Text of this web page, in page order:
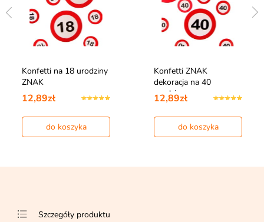
Konfetti na 18 urodziny
ZNAK
12,89zł
do koszyka
Konfetti ZNAK
dekoracja na 40
urodziny
12,89zł
do koszyka
Szczegóły produktu